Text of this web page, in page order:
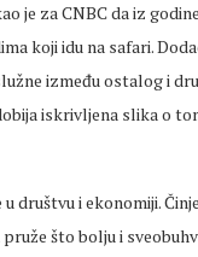
je za CNBC da iz
koji idu na safari.
između ostalog i
iskrivljena slika o
i ekonomiji.
što bolju i